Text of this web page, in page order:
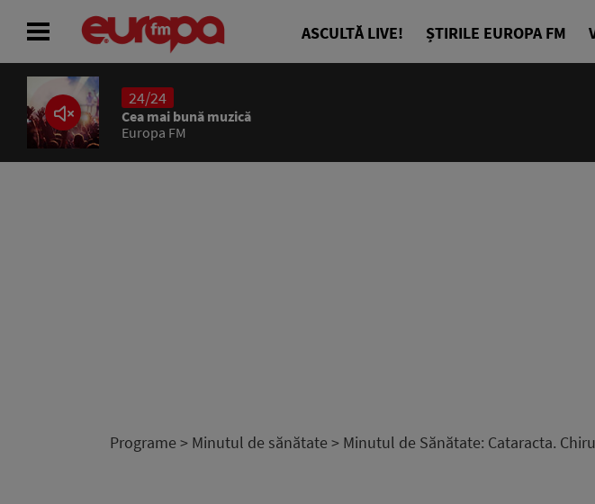
ASCULTĂ LIVE! ȘTIRILE EUROPA FM
24/24
Cea mai bună muzică
Europa FM
Programe > Minutul de sănătate > Minutul de Sănătate: Cataracta.
ACASĂ
ȘTIRI